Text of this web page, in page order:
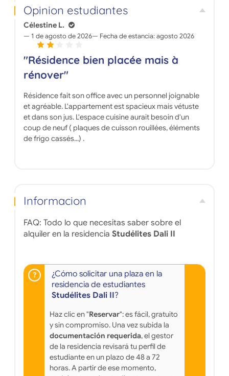
Opinion estudiantes
Célestine L.
1 de agosto de 2026 Fecha de estancia:agosto 2026
"Résidence bien placée mais à
rénover"
Résidence fait son office avec un personnel joignable
et agréable. L'appartement est spacieux mais vétuste
et dans son jus. L'espace cuisine aurait besoin d'un
coup de neuf ( plaques de cuisson rouillées, éléments
de frigo cassés...) .
Informacion
FAQ: Todo lo que necesitas saber sobre el
alquiler en la residencia Studélites Dali II
¿Cómo solicitar una plaza en la
residencia de estudiantes
Studélites Dali II?
Haz clic en "Reservar": es fácil, gratuito
y sin compromiso. Una vez subida la
documentación requerida, el gestor
de la residencia revisará tu perfil de
estudiante en un plazo de 48 a 72
horas. A partir de ese momento,